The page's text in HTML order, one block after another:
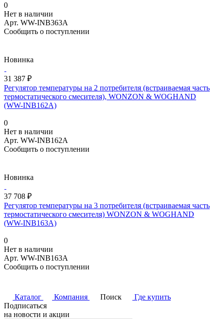
0
Нет в наличии
Арт. WW-INB363A
Сообщить о поступлении
Новинка
31 387 ₽
Регулятор температуры на 2 потребителя (встраиваемая часть
термостатического смесителя), WONZON & WOGHAND
(WW-INB162A)
0
Нет в наличии
Арт. WW-INB162A
Сообщить о поступлении
Новинка
37 708 ₽
Регулятор температуры на 3 потребителя (встраиваемая часть
термостатического смесителя) WONZON & WOGHAND
(WW-INB163A)
0
Нет в наличии
Арт. WW-INB163A
Сообщить о поступлении
Каталог Компания Поиск
Где купить
Подписаться
на новости и акции